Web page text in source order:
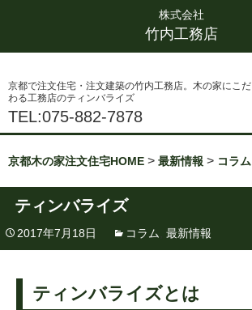
株式会社
竹内工務店
京都で注文住宅・注文建築の竹内工務店。木の家にこだ
わる工務店のティンバライズ
TEL:075-882-7878
京都木の家注文住宅HOME > 最新情報 > コラム
ティンバライズ
2017年7月18日 コラム 最新情報
ティンバライズとは